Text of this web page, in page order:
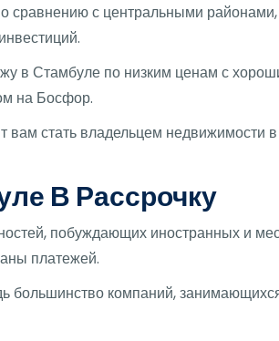
сравнению с центральными
в Стамбуле по низким ценам с
на Босфор.
стать владельцем недвижимости
В Рассрочку
побуждающих иностранных и
платежей.
большинство компаний,